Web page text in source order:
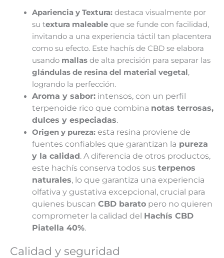
Apariencia y Textura: destaca visualmente por
su textura maleableque se funde con facilidad,
invitando a una experiencia táctil tan placentera
como su efecto. Este hachís de CBD se elabora
usando mallasde alta precisión para separar las
glándulas de resina del material vegetal,
logrando la perfección.
Aroma y sabor:intensos, con un perfil
terpenoide rico que combina notas terrosas,
dulces y especiadas.
Origen y pureza: esta resina proviene de
fuentes confiables que garantizan la pureza
y la calidad. A diferencia de otros productos,
este hachís conserva todos sus terpenos
naturales, lo que garantiza una experiencia
olfativa y gustativa excepcional, crucial para
quienes buscan CBD baratopero no quieren
comprometer la calidad del Hachís CBD
Piatella 40%.
Calidad y seguridad